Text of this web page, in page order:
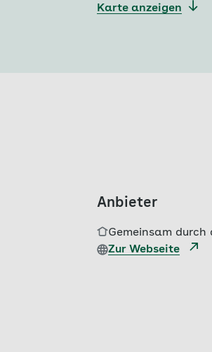
Karte anzeigen
Anbieter
Gemeinsam durch
Zur Webseite